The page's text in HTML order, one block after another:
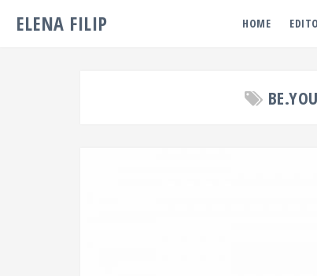
ELENA FILIP HOME